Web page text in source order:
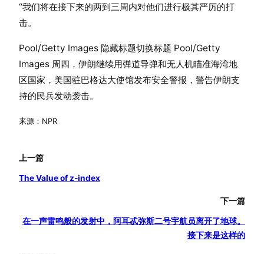
“我们将在接下来的两到三周内对他们进行极其严厉的打
击。
Pool/Getty Images 隐藏标题切换标题 Pool/Getty
Images 周四，伊朗继续用弹道导弹和无人机瞄准海湾地
区国家，美国驻巴格达大使馆发布安全警报，警告伊朗支
持的民兵发动袭击。
来源：NPR
上一篇
The Value of z-index
下一篇
在一声雷鸣般的发射中，阿耳忒弥斯二号宇航员离开了地球。
接下来是这样的